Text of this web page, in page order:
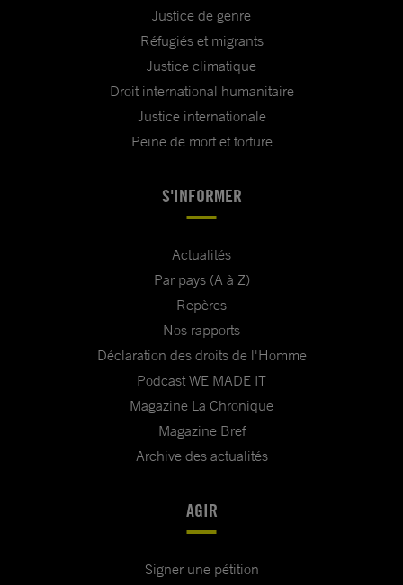
Justice de genre
Réfugiés et migrants
Justice climatique
Droit international humanitaire
Justice internationale
Peine de mort et torture
S'INFORMER
Actualités
Par pays (A à Z)
Repères
Nos rapports
Déclaration des droits de l'Homme
Podcast WE MADE IT
Magazine La Chronique
Magazine Bref
Archive des actualités
AGIR
Signer une pétition